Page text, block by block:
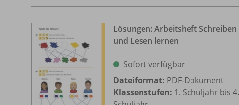
Lösungen: Arbeitsheft Schreiben
und Lesen lernen
Sofort verfügbar
Dateiformat: PDF-Dokument
Klassenstufen: 1. Schuljahr bis 4.